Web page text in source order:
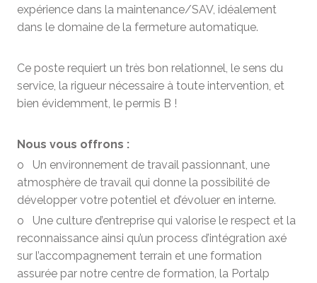
expérience dans la maintenance/SAV, idéalement
dans le domaine de la fermeture automatique.
Ce poste requiert un très bon relationnel, le sens du
service, la rigueur nécessaire à toute intervention, et
bien évidemment, le permis B !
Nous vous offrons :
o Un environnement de travail passionnant, une
atmosphère de travail qui donne la possibilité de
développer votre potentiel et d’évoluer en interne.
o Une culture d’entreprise qui valorise le respect et la
reconnaissance ainsi qu’un process d’intégration axé
sur l’accompagnement terrain et une formation
assurée par notre centre de formation, la Portalp